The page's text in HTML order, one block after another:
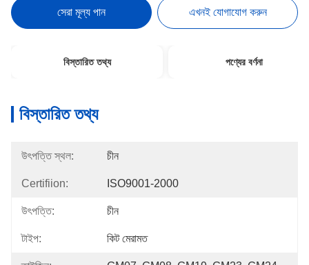
সেরা মূল্য পান এখনই যোগাযোগ করুন
বিস্তারিত তথ্য পণ্যের বর্ণনা
বিস্তারিত তথ্য
উৎপত্তি স্থল: চীন
Certifiion: ISO9001-2000
উৎপত্তি: চীন
টাইপ: কিট মেরামত